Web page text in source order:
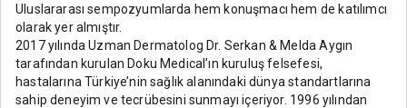
Uluslararası sempozyumlarda hem konuşmacı hem de katılımcı
olarak yer almıştır.
2017 yılında Uzman Dermatolog Dr. Serkan & Melda Aygın
tarafından kurulan Doku Medical’ın kuruluş felsefesi,
hastalarına Türkiye’nin sağlık alanındaki dünya standartlarına
sahip deneyim ve tecrübesini sunmayı içeriyor. 1996 yılından